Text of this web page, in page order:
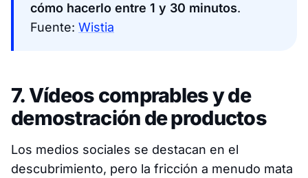
cómo hacerlo entre 1 y 30 minutos.
Fuente: Wistia
7. Vídeos comprables y de
demostración de productos
Los medios sociales se destacan en el
descubrimiento, pero la fricción a menudo mata